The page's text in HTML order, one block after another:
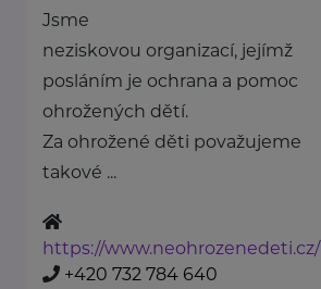
Jsme
neziskovou organizací, jejímž
posláním je ochrana a pomoc
ohrožených dětí.
Za ohrožené děti považujeme
takové ...
https://www.neohrozenedeti.cz/
+420 732 784 640